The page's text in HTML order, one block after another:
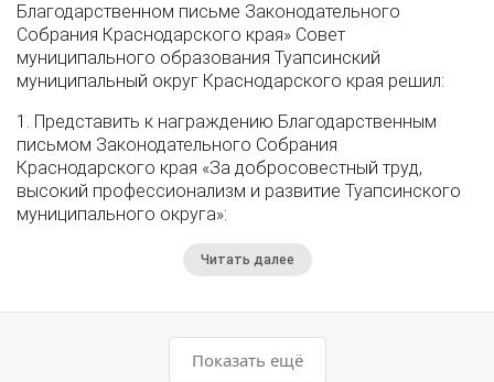
Благодарственном письме Законодательного
Собрания Краснодарского края» Совет
муниципального образования Туапсинский
муниципальный округ Краснодарского края решил:
1. Представить к награждению Благодарственным
письмом Законодательного Собрания
Краснодарского края «За добросовестный труд,
высокий профессионализм и развитие Туапсинского
муниципального округа»:
Читать далее
Показать ещё